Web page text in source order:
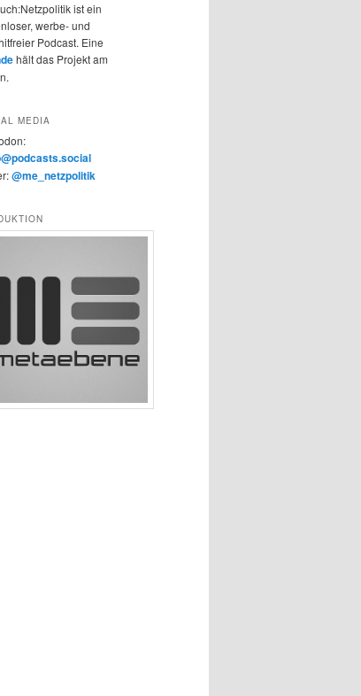
ist ein
werbe- und
Podcast. Eine
hält das Projekt am
MEDIA
@me_netzpolitik